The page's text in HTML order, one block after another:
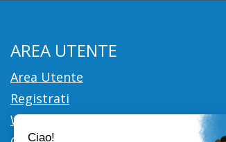
AREA UTENTE
Area Utente
Registrati
Wishlist